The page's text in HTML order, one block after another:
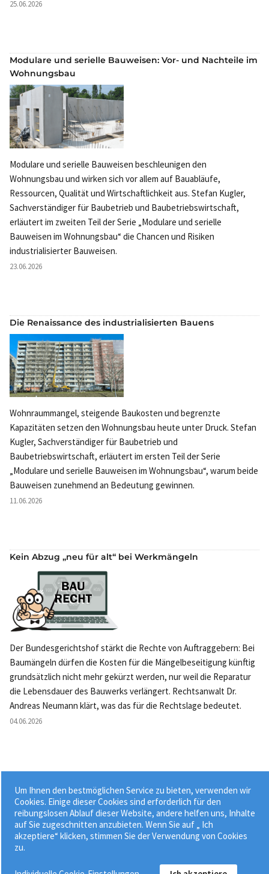
25.06.2026
Modulare und serielle Bauweisen: Vor- und Nachteile im
Wohnungsbau
Modulare und serielle Bauweisen beschleunigen den
Wohnungsbau und wirken sich vor allem auf Bauabläufe,
Ressourcen, Qualität und Wirtschaftlichkeit aus. Stefan Kugler,
Sachverständiger für Baubetrieb und Baubetriebswirtschaft,
erläutert im zweiten Teil der Serie „Modulare und serielle
Bauweisen im Wohnungsbau“ die Chancen und Risiken
industrialisierter Bauweisen.
23.06.2026
Die Renaissance des industrialisierten Bauens
Wohnraummangel, steigende Baukosten und begrenzte
Kapazitäten setzen den Wohnungsbau heute unter Druck. Stefan
Kugler, Sachverständiger für Baubetrieb und
Baubetriebswirtschaft, erläutert im ersten Teil der Serie
„Modulare und serielle Bauweisen im Wohnungsbau“, warum beide
Bauweisen zunehmend an Bedeutung gewinnen.
11.06.2026
Kein Abzug „neu für alt“ bei Werkmängeln
Der Bundesgerichtshof stärkt die Rechte von Auftraggebern: Bei
Baumängeln dürfen die Kosten für die Mängelbeseitigung künftig
grundsätzlich nicht mehr gekürzt werden, nur weil die Reparatur
die Lebensdauer des Bauwerks verlängert. Rechtsanwalt Dr.
Andreas Neumann klärt, was das für die Rechtslage bedeutet.
04.06.2026
Weitere News »
Um Ihnen den bestmöglichen Service zu bieten, verwenden wir
Cookies. Einige dieser Cookies sind erforderlich für den
reibungslosen Ablauf dieser Website, andere helfen uns, Inhalte
auf Sie zugeschnitten anzubieten. Wenn Sie auf „ Ich
akzeptiere“ klicken, stimmen Sie der Verwendung von Cookies
zu.